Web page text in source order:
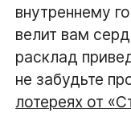
внутреннему
велит вам
расклад
не забудьте
лотереях от